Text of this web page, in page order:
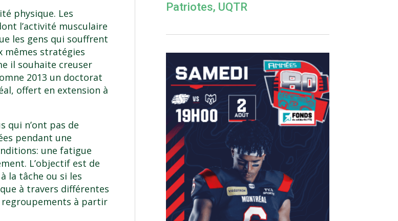
physique. Les
l’activité musculaire
les gens qui souffrent
mêmes stratégies
il souhaite creuser
2013 un doctorat
offert en extension à
qui n’ont pas de
pendant une
une fatigue
L’objectif est de
la tâche ou si les
à travers différentes
regroupements à partir
Patriotes, UQTR